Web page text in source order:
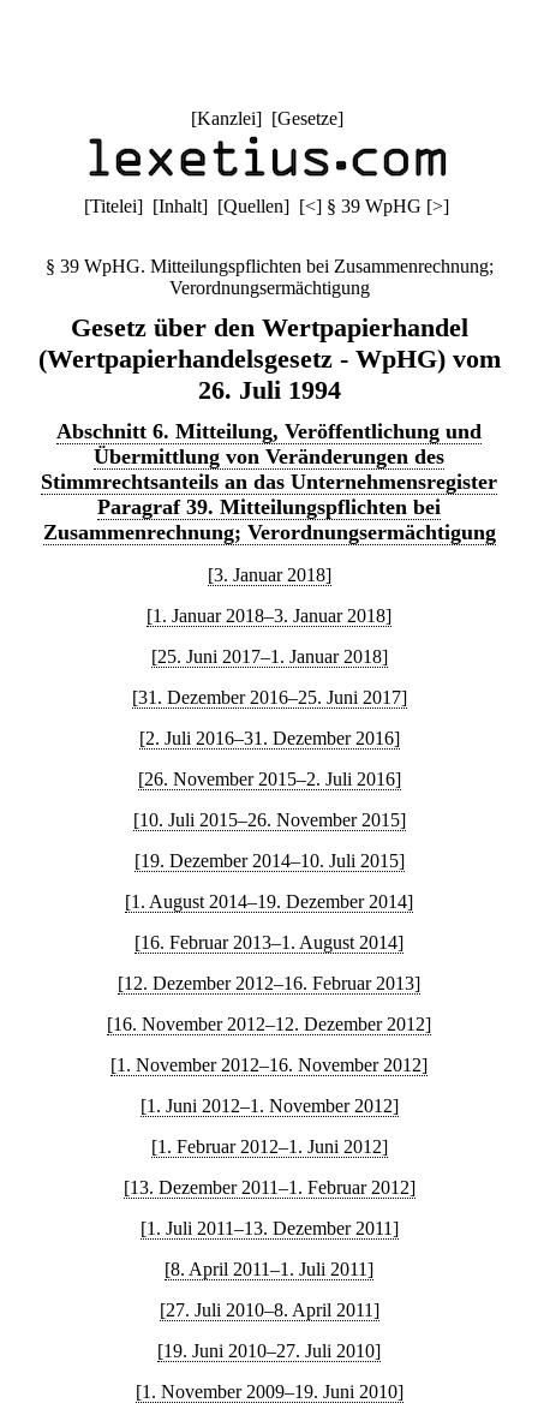
[Kanzlei] [Gesetze]
[Titelei] [Inhalt] [Quellen] [<] § 39 WpHG [>]
§ 39 WpHG. Mitteilungspflichten bei Zusammenrechnung;
Verordnungsermächtigung
Gesetz über den Wertpapierhandel
(Wertpapierhandelsgesetz - WpHG) vom
26. Juli 1994
Abschnitt 6. Mitteilung, Veröffentlichung und
Übermittlung von Veränderungen des
Stimmrechtsanteils an das Unternehmensregister
Paragraf 39. Mitteilungspflichten bei
Zusammenrechnung; Verordnungsermächtigung
[3. Januar 2018]
[1. Januar 2018–3. Januar 2018]
[25. Juni 2017–1. Januar 2018]
[31. Dezember 2016–25. Juni 2017]
[2. Juli 2016–31. Dezember 2016]
[26. November 2015–2. Juli 2016]
[10. Juli 2015–26. November 2015]
[19. Dezember 2014–10. Juli 2015]
[1. August 2014–19. Dezember 2014]
[16. Februar 2013–1. August 2014]
[12. Dezember 2012–16. Februar 2013]
[16. November 2012–12. Dezember 2012]
[1. November 2012–16. November 2012]
[1. Juni 2012–1. November 2012]
[1. Februar 2012–1. Juni 2012]
[13. Dezember 2011–1. Februar 2012]
[1. Juli 2011–13. Dezember 2011]
[8. April 2011–1. Juli 2011]
[27. Juli 2010–8. April 2011]
[19. Juni 2010–27. Juli 2010]
[1. November 2009–19. Juni 2010]